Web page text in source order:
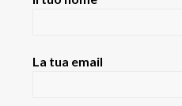
La tua email